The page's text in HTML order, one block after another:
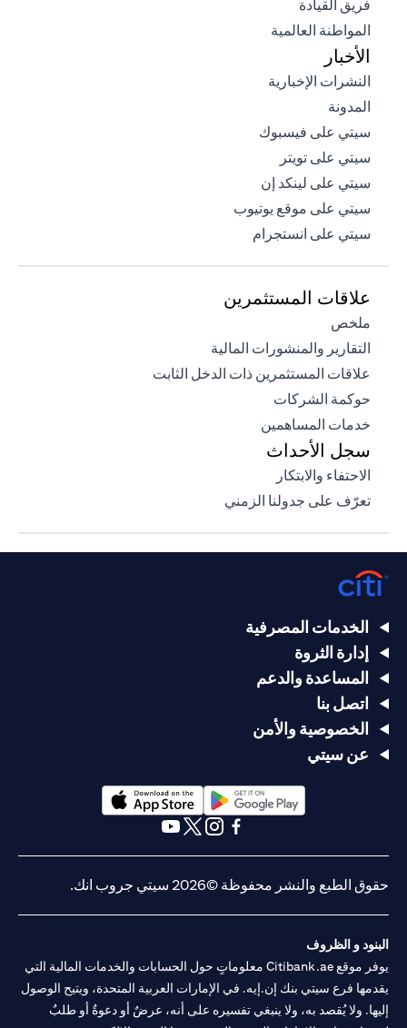
فريق القيادة
المواطنة العالمية
الأخبار
النشرات الإخبارية
المدونة
سيتي على فيسبوك
سيتي على تويتر
سيتي على لينكد إن
سيتي على موقع يوتيوب
سيتي على انستجرام
علاقات المستثمرين
ملخص
التقارير والمنشورات المالية
علاقات المستثمرين ذات الدخل الثابت
حوكمة الشركات
خدمات المساهمين
سجل الأحداث
الاحتفاء والابتكار
تعرّف على جدولنا الزمني
الخدمات المصرفية
إدارة الثروة
المساعدة والدعم
اتصل بنا
الخصوصية والأمن
عن سيتي
opens in a new tab
opens in a new tab
حقوق الطبع والنشر محفوظة ©2026 سيتي جروب انك.
البنود و الظروف
يوفر موقع Citibank.ae معلوماتٍ حول الحسابات والخدمات المالية التي
يقدمها فرع سيتي بنك إن.إيه. في الإمارات العربية المتحدة، ويتيح الوصول
إليها. ولا يُقصد به، ولا ينبغي تفسيره على أنه، عرضٌ أو دعوةٌ أو طلبٌ